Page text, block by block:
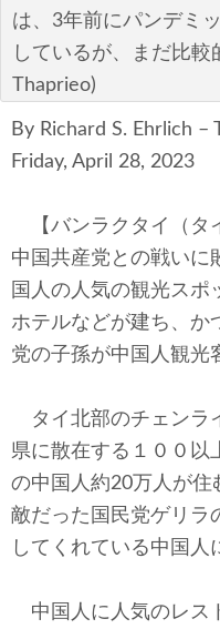
エネルギー・環
航空宇宙・防衛
国境・移民政策
コメンタリー
ビル・ガーツ
東アジア
東京発
は、3年前にパンデミ
しているが、まだ比
Thaprieo)
By Richard S. Ehrlich –
Friday, April 28, 2023
【バンラクタイ（タ
中国共産党との戦いに
国人の人気の観光スポ
ホテルなどが建ち、か
党の子孫が中国人観光
タイ北部のチェンラ
県に散在する１００以
の中国人約20万人が住
敵だった国民党ゲリラ
してくれている中国人
中国人に人気のレス